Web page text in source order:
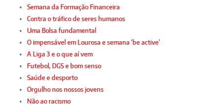
Semana da Formação Financeira
Contra o tráfico de seres humanos
Uma Bolsa fundamental
O impensável em Lourosa e semana ‘be active’
A Liga 3 e o que aí vem
Futebol, DGS e bom senso
Saúde e desporto
Orgulho nos nossos jovens
Não ao racismo